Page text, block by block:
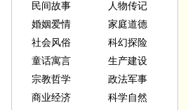
民间故事
人物传记
婚姻爱情
家庭道德
社会风俗
科幻探险
童话寓言
生产建设
宗教哲学
政法军事
商业经济
科学自然